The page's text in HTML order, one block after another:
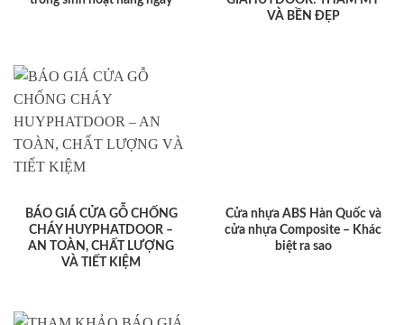
VÀ BỀN ĐẸP
BÁO GIÁ CỬA GỖ CHỐNG
CHÁY HUYPHATDOOR –
AN TOÀN, CHẤT LƯỢNG
VÀ TIẾT KIỆM
Cửa nhựa ABS Hàn Quốc và
cửa nhựa Composite – Khác
biệt ra sao